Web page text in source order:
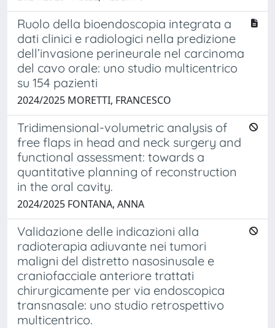
Ruolo della bioendoscopia integrata a
dati clinici e radiologici nella predizione
dell’invasione perineurale nel carcinoma
del cavo orale: uno studio multicentrico
su 154 pazienti
2024/2025 MORETTI, FRANCESCO
Tridimensional-volumetric analysis of
free flaps in head and neck surgery and
functional assessment: towards a
quantitative planning of reconstruction
in the oral cavity.
2024/2025 FONTANA, ANNA
Validazione delle indicazioni alla
radioterapia adiuvante nei tumori
maligni del distretto nasosinusale e
craniofacciale anteriore trattati
chirurgicamente per via endoscopica
transnasale: uno studio retrospettivo
multicentrico.